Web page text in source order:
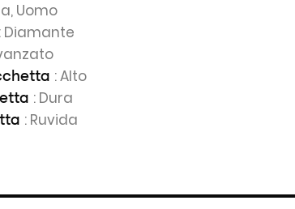
Uomo
: Diamante
: Alto
: Dura
: Ruvida